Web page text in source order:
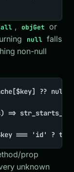
, objGet or
null falls
non-null
?? null
=>
$key === 'id' ?
prop
unknown